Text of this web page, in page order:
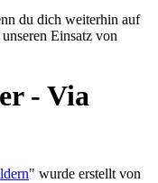
du dich weiterhin auf
Einsatz von
- Via
" wurde erstellt von